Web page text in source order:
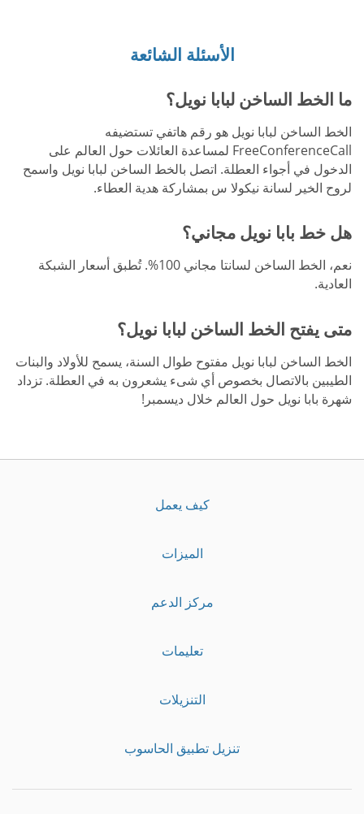
الأسئلة الشائعة
ما الخط الساخن لبابا نويل؟
الخط الساخن لبابا نويل هو رقم هاتفي تستضيفه
FreeConferenceCall لمساعدة العائلات حول العالم على
الدخول في أجواء العطلة. اتصل بالخط الساخن لبابا نويل واسمح
لروح الخير لسانة نيكولا س بمشاركة هدية العطاء.
هل خط بابا نويل مجاني؟
نعم، الخط الساخن لسانتا مجاني 100%. تُطبق أسعار الشبكة
العادية.
متى يفتح الخط الساخن لبابا نويل؟
الخط الساخن لبابا نويل مفتوح طوال السنة، يسمح للأولاد والبنات
الطيبين بالاتصال بخصوص أي شىء يشعرون به في العطلة. تزداد
شهرة بابا نويل حول العالم خلال ديسمبر!
كيف يعمل
الميزات
مركز الدعم
تعليمات
التنزيلات
تنزيل تطبيق الحاسوب